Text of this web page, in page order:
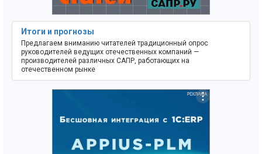
Итоги и прогнозы
Предлагаем вниманию читателей традиционный опрос
руководителей ведущих отечественных компаний —
производителей различных САПР, работающих на
отечественном рынке